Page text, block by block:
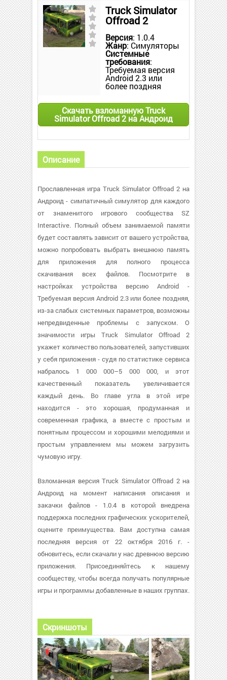
Truck Simulator
Offroad 2
Версия: 1.0.4
Жанр: Симуляторы
Системные
требования:
Требуемая версия
Android 2.3 или
более поздняя
Скачать взломанную Truck
Simulator Offroad 2 на Андроид
Описание
Прославленная игра Truck Simulator Offroad 2 на
Андроид - симпатичный симулятор для каждого
от знаменитого игрового сообщества SZ
Interactive. Полный объем занимаемой памяти
будет составлять зависит от вашего устройства,
можно попробовать выбрать внешнюю память
для приложения для полного процесса
скачивания всех файлов. Посмотрите в
настройках устройства версию Android -
Требуемая версия Android 2.3 или более поздняя,
из-за слабых системных параметров, возможны
непредвиденные проблемы с запуском. О
значимости игры Truck Simulator Offroad 2
укажет количество пользователей, запустивших
у себя приложения - судя по статистике сервиса
набралось 1 000 000–5 000 000, и этот
качественный показатель увеличивается
каждый день. Во главе угла в этой игре
находится - это хорошая, продуманная и
современная графика, а вместе с простым и
понятным процессом и хорошими мелодиями и
простым управлением мы можем загрузить
чумовую игру.
Взломанная версия Truck Simulator Offroad 2 на
Андроид на момент написания описания и
закачки файлов - 1.0.4 в которой внедрена
поддержка последних графических ускорителей,
оцените преимущества. Вам доступна самая
последняя версия от 22 октября 2016 г. -
обновитесь, если скачали у нас древнюю версию
приложения. Присоединяйтесь к нашему
сообществу, чтобы всегда получать популярные
игры и программы добавленные в наших группах.
Скриншоты